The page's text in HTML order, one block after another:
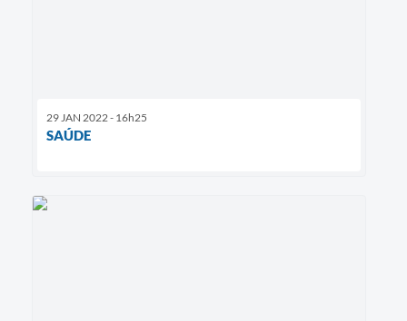
29 JAN 2022 - 16h25
SAÚDE